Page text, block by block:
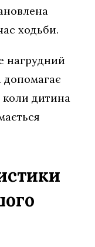
ходьби.
нагрудний
допомагає
коли дитина